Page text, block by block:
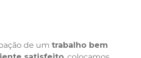
de um trabalho bem